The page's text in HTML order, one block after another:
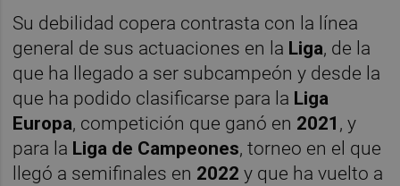
Su debilidad copera contrasta con la línea
general de sus actuaciones en la Liga, de la
que ha llegado a ser subcampeón y desde la
que ha podido clasificarse para la Liga
Europa, competición que ganó en 2021 , y
para la Liga de Campeones, torneo en el que
llegó a semifinales en 2022 y que ha vuelto a